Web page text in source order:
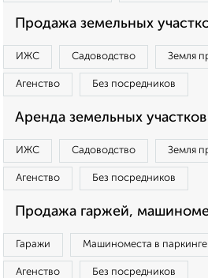
Продажа земельных
ИЖС Садоводство Земля
Агенство Без посредников
Аренда земельных
ИЖС Садоводство Земля
Агенство Без посредников
Продажа гаржей,
Гаражи Машиноместа в паркинге
Агенство Без посредников